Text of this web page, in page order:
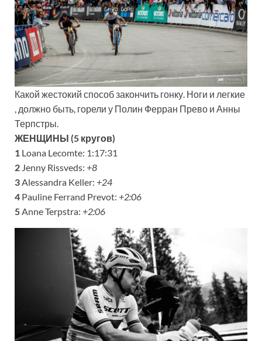
Какой жестокий способ закончить гонку. Ноги и легкие
, должно быть, горели у Полин Ферран Прево и Анны
Терпстры.
ЖЕНЩИНЫ (5 кругов)
1 Loana Lecomte: 1:17:31
2 Jenny Rissveds: +8
3 Alessandra Keller: +24
4 Pauline Ferrand Prevot: +2:06
5 Anne Terpstra: +2:06